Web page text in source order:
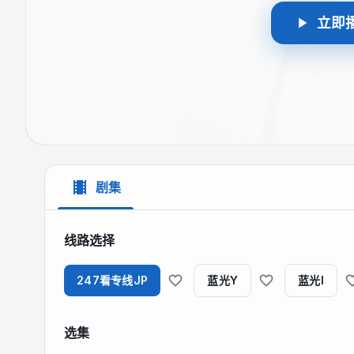
立即
剧集
线路选择
247看专线JP 蓝光Y 蓝光I
选集